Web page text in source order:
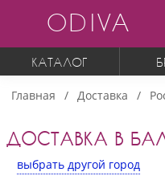
ODIVA
КАТАЛОГ
Главная Доставка
ДОСТАВКА В
выбрать другой город